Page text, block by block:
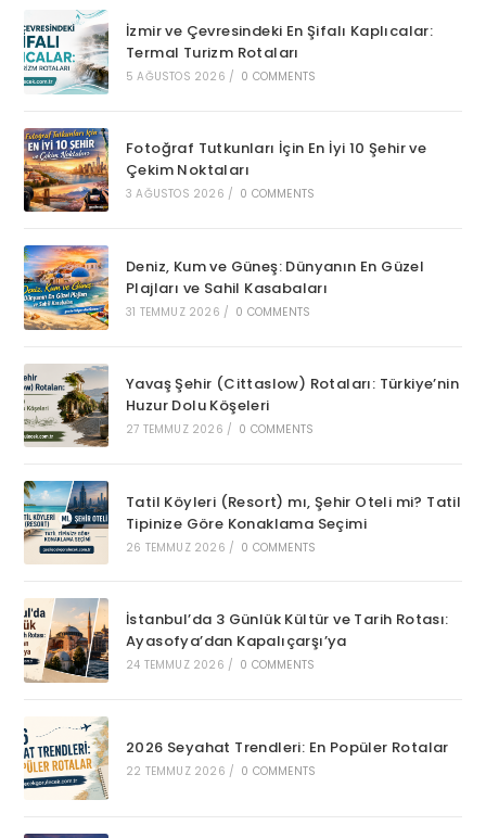
İzmir ve Çevresindeki En Şifalı Kaplıcalar:
Termal Turizm Rotaları
5 AĞUSTOS 2026 / 0 COMMENTS
Fotoğraf Tutkunları İçin En İyi 10 Şehir ve
Çekim Noktaları
3 AĞUSTOS 2026 / 0 COMMENTS
Deniz, Kum ve Güneş: Dünyanın En Güzel
Plajları ve Sahil Kasabaları
31 TEMMUZ 2026 / 0 COMMENTS
Yavaş Şehir (Cittaslow) Rotaları: Türkiye’nin
Huzur Dolu Köşeleri
27 TEMMUZ 2026 / 0 COMMENTS
Tatil Köyleri (Resort) mı, Şehir Oteli mi? Tatil
Tipinize Göre Konaklama Seçimi
26 TEMMUZ 2026 / 0 COMMENTS
İstanbul’da 3 Günlük Kültür ve Tarih Rotası:
Ayasofya’dan Kapalıçarşı’ya
24 TEMMUZ 2026 / 0 COMMENTS
2026 Seyahat Trendleri: En Popüler Rotalar
22 TEMMUZ 2026 / 0 COMMENTS